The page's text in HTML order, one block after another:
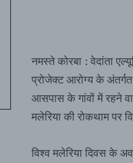
नमस्ते कोरबा : वेदांता
प्रोजेक्ट आरोग्य के
आसपास के गांवों में रहने
मलेरिया की रोकथाम पर
विश्व मलेरिया दिवस के